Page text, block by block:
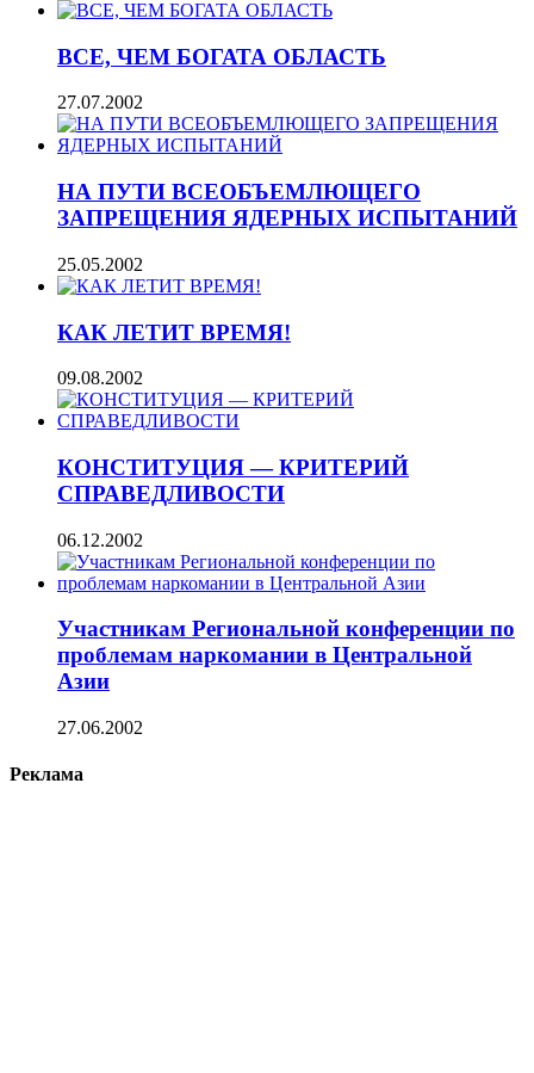
ВСЕ, ЧЕМ БОГАТА ОБЛАСТЬ
27.07.2002
НА ПУТИ ВСЕОБЪЕМЛЮЩЕГО
ЗАПРЕЩЕНИЯ ЯДЕРНЫХ ИСПЫТАНИЙ
25.05.2002
КАК ЛЕТИТ ВРЕМЯ!
09.08.2002
КОНСТИТУЦИЯ — КРИТЕРИЙ
СПРАВЕДЛИВОСТИ
06.12.2002
Участникам Региональной конференции по
проблемам наркомании в Центральной
Азии
27.06.2002
Реклама